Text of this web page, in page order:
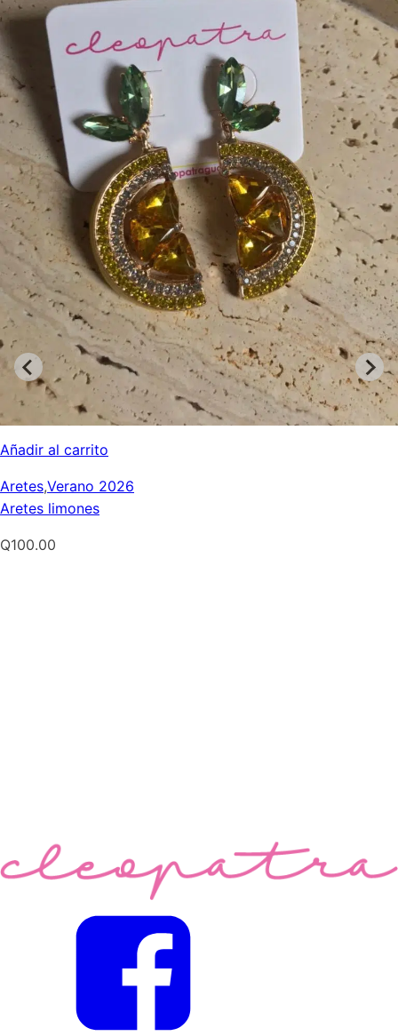
Añadir al carrito
Aretes,Verano 2026
Aretes limones
Q100.00